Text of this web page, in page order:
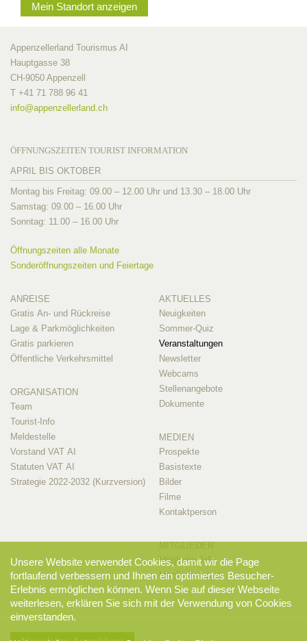
Mein Standort anzeigen
Appenzellerland Tourismus AI
Hauptgasse 38
CH-9050 Appenzell
T +41 71 788 96 41
info@appenzellerland.ch
ÖFFNUNGSZEITEN TOURIST INFORMATION
APRIL BIS OKTOBER
Montag bis Freitag: 09.00 – 12.00 Uhr und 13.30 – 18.00 Uhr
Samstag: 09.00 – 16.00 Uhr
Sonntag: 11.00 – 16.00 Uhr
Öffnungszeiten alle Monate
Sonderöffnungszeiten und Feiertage
ANREISE
Gratis An- und Rückreise
Lage & Parkmöglichkeiten
Gratis parkieren
Öffentliche Verkehrsmittel
ORGANISATION
Team
Tourist-Info
Meldestelle
Vorstand VAT AI
Statuten VAT AI
Strategie 2022-2032 (Kurzversion)
AKTUELLES
Neuigkeiten
Sommer-Quiz
Veranstaltungen
Newsletter
Webcams
Stellenangebote
Dokumente
MEDIEN
Prospekte
Basistexte
Bilder
Filme
Kontaktperson
Mitglieder-Info
Mitglieder-Login
Unsere Website verwendet Cookies, damit wir die Page
fortlaufend verbessern und Ihnen ein optimiertes Besucher-
Erlebnis ermöglichen können. Wenn Sie auf dieser Webseite
weiterlesen, erklären Sie sich mit der Verwendung von Cookies
einverstanden.